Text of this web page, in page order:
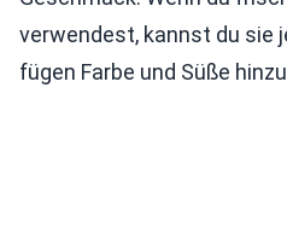
verwendest, kannst du sie
fügen Farbe und Süße